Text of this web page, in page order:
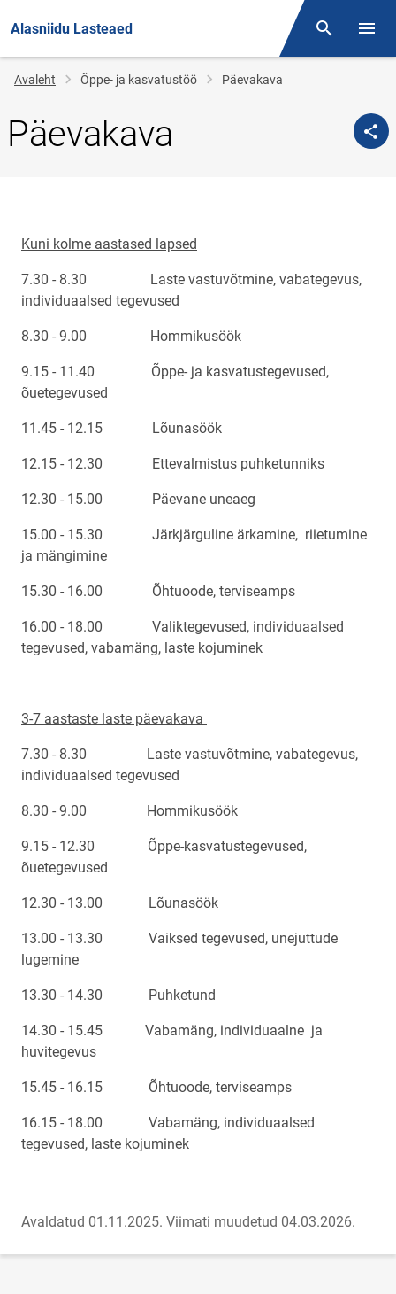
Alasniidu Lasteaed Otsing
Jälglink
Avaleht Õppe- ja kasvatustöö Päevakava
Päevakava
Kuni kolme aastased lapsed
7.30 - 8.30 Laste vastuvõtmine, vabategevus,
individuaalsed tegevused
8.30 - 9.00 Hommikusöök
9.15 - 11.40 Õppe- ja kasvatustegevused,
õuetegevused
11.45 - 12.15 Lõunasöök
12.15 - 12.30 Ettevalmistus puhketunniks
12.30 - 15.00 Päevane uneaeg
15.00 - 15.30 Järkjärguline ärkamine, riietumine
ja mängimine
15.30 - 16.00 Õhtuoode, terviseamps
16.00 - 18.00 Valiktegevused, individuaalsed
tegevused, vabamäng, laste kojuminek
3-7 aastaste laste päevakava
7.30 - 8.30 Laste vastuvõtmine, vabategevus,
individuaalsed tegevused
8.30 - 9.00 Hommikusöök
9.15 - 12.30 Õppe-kasvatustegevused,
õuetegevused
12.30 - 13.00 Lõunasöök
13.00 - 13.30 Vaiksed tegevused, unejuttude
lugemine
13.30 - 14.30 Puhketund
14.30 - 15.45 Vabamäng, individuaalne ja
huvitegevus
15.45 - 16.15 Õhtuoode, terviseamps
16.15 - 18.00 Vabamäng, individuaalsed
tegevused, laste kojuminek
Avaldatud 01.11.2025. Viimati muudetud 04.03.2026.